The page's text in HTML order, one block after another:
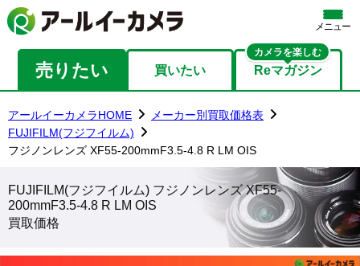
メニュー
売りたい 買いたい Reマガジン
カメラを楽しむ
アールイーカメラHOME
メーカー別買取価格表
FUJIFILM(フジフイルム)
フジノンレンズ XF55-200mmF3.5-4.8 R LM OIS
FUJIFILM(フジフイルム) フジノンレンズ XF55-
200mmF3.5-4.8 R LM OIS
買取価格